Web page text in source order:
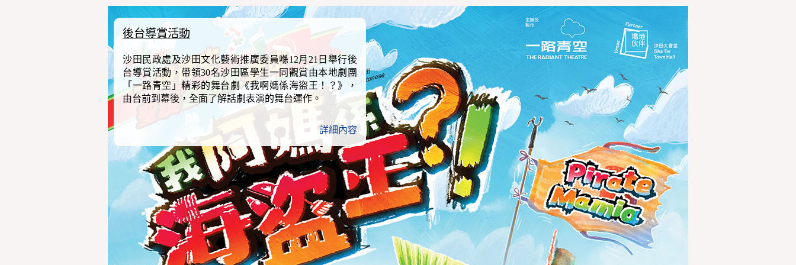
後台導賞活動
沙田民政處及沙田文化藝術推廣委員喺12月21日舉行後
台導賞活動，帶領30名沙田區學生一同觀賞由本地劇團
「一路青空」精彩的舞台劇《我啊媽係海盜王！？》，
由台前到幕後，全面了解話劇表演的舞台運作。
詳細內容